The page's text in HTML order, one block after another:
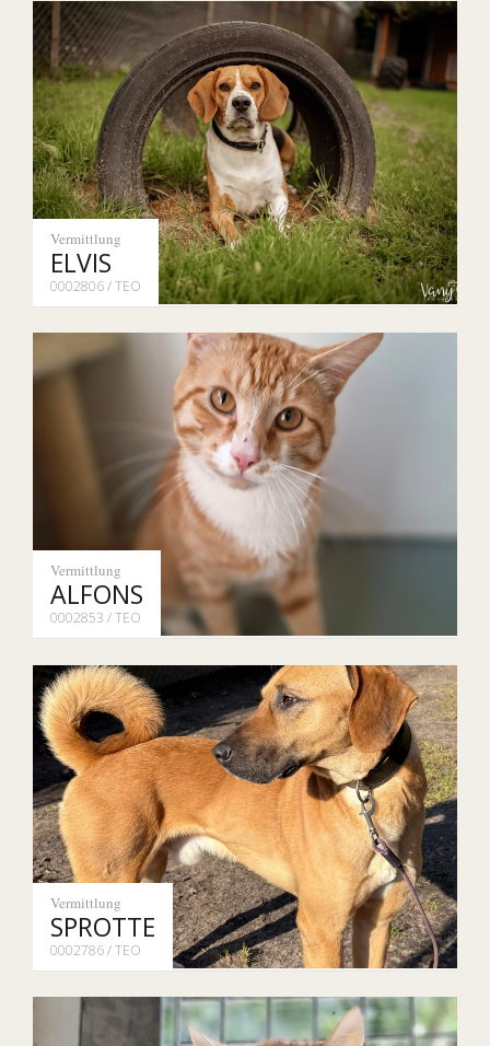
Vermittlung
ELVIS
0002806 / TEO
Vermittlung
ALFONS
0002853 / TEO
Vermittlung
SPROTTE
0002786 / TEO